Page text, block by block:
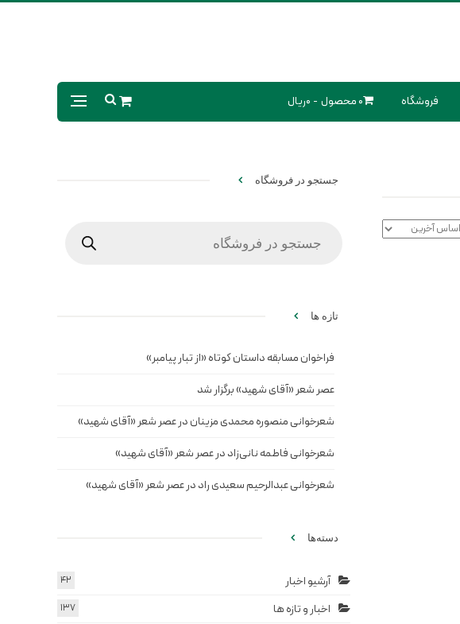
فروشگاه 0 محصول 0ریال
جستجو در فروشگاه
تازه ها
فراخوان مسابقه داستان کوتاه «از تبار پیامبر»
عصر شعر «آقای شهید» برگزار شد
شعرخوانی منصوره محمدی مزینان در عصر شعر «آقای شهید»
شعرخوانی فاطمه نانی‌زاد در عصر شعر «آقای شهید»
شعرخوانی عبدالرحیم سعیدی راد در عصر شعر «آقای شهید»
دسته‌ها
آرشیو اخبار 42
اخبار و تازه ها 137